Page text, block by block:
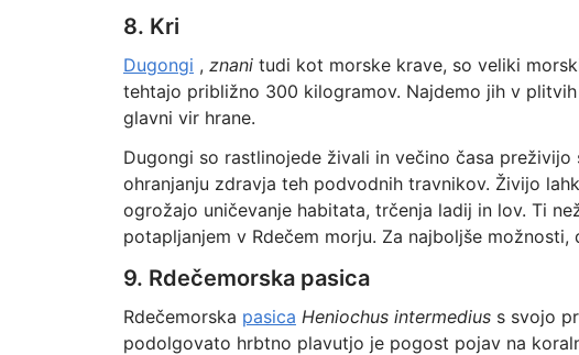
8. Kri
Dugongi , znanitudi kot morske krave, so veliki
tehtajo približno 300 kilogramov. Najdemo jih v
glavni vir hrane.
Dugongi so rastlinojede živali in večino časa
ohranjanju zdravja teh podvodnih travnikov. Živijo
ogrožajo uničevanje habitata, trčenja ladij in lov. Ti
potapljanjem v Rdečem morju. Za najboljše možnosti,
9. Rdečemorska pasica
Rdečemorska pasica Heniochus intermediuss svojo
podolgovato hrbtno plavutjo je pogost pojav na